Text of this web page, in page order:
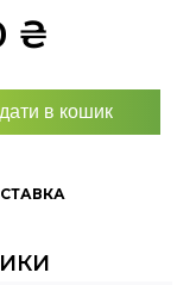
₴
в кошик